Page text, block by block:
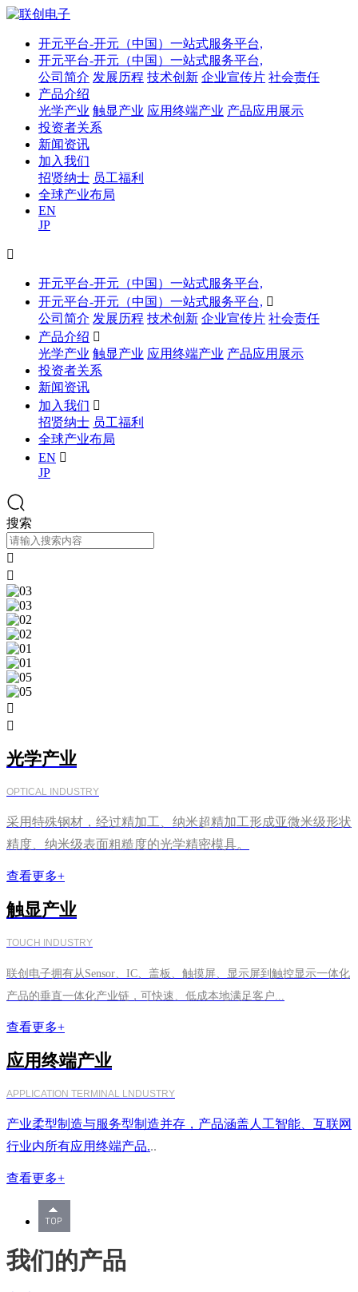
开元平台-开元（中国）一站式服务平台,
开元平台-开元（中国）一站式服务平台,
公司简介 发展历程 技术创新 企业宣传片 社会责任
产品介绍
光学产业 触显产业 应用终端产业 产品应用展示
投资者关系
新闻资讯
加入我们
招贤纳士 员工福利
全球产业布局
EN
JP

开元平台-开元（中国）一站式服务平台,
开元平台-开元（中国）一站式服务平台, 
公司简介 发展历程 技术创新 企业宣传片 社会责任
产品介绍 
光学产业 触显产业 应用终端产业 产品应用展示
投资者关系
新闻资讯
加入我们 
招贤纳士 员工福利
全球产业布局
EN 
JP
搜索




光学产业
OPTICAL INDUSTRY
采用特殊钢材，经过精加工、纳米超精加工形成亚微米级形状
精度、纳米级表面粗糙度的光学精密模具。
查看更多+
触显产业
TOUCH INDUSTRY
联创电子拥有从Sensor、IC、盖板、触摸屏、显示屏到触控显示一体化
产品的垂直一体化产业链，可快速、低成本地满足客户...
查看更多+
应用终端产业
APPLICATION TERMINAL LNDUSTRY
产业柔型制造与服务型制造并存，产品涵盖人工智能、互联网
行业内所有应用终端产品...
查看更多+
我们的产品